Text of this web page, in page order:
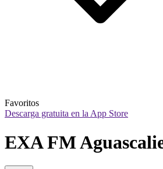
Favoritos
Descarga gratuita en la App Store
EXA FM